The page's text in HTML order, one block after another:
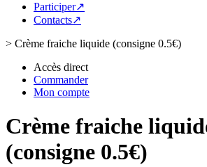
Participer↗
Contacts↗
> Crème fraiche liquide (consigne 0.5€)
Accès direct
Commander
Mon compte
Crème fraiche
(consigne 0.5€)